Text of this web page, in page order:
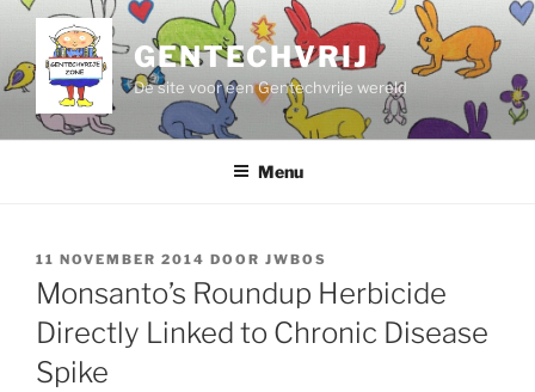
de
inhoud
GENTECHVRIJ
De site voor een Gentechvrije wereld
Menu
GEPLAATST
OP
11 NOVEMBER 2014 DOOR JWBOS
Monsanto’s Roundup Herbicide
Directly Linked to Chronic Disease
Spike